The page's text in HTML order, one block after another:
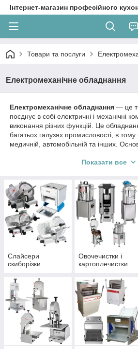
Інтернет-магазин професійного
Товари та послуги
Електромеханічне обладнання
Електромеханічне обладнання — це
поєднує в собі електричні і механічні
виконання різних функцій. Це
багатьох галузях промисловості, в тому
медичній, автомобільній та інших.
здатність виконувати роботу за рахунок
Показати все
Слайсери
скиборізки
Овочечистки і
картоплечистки